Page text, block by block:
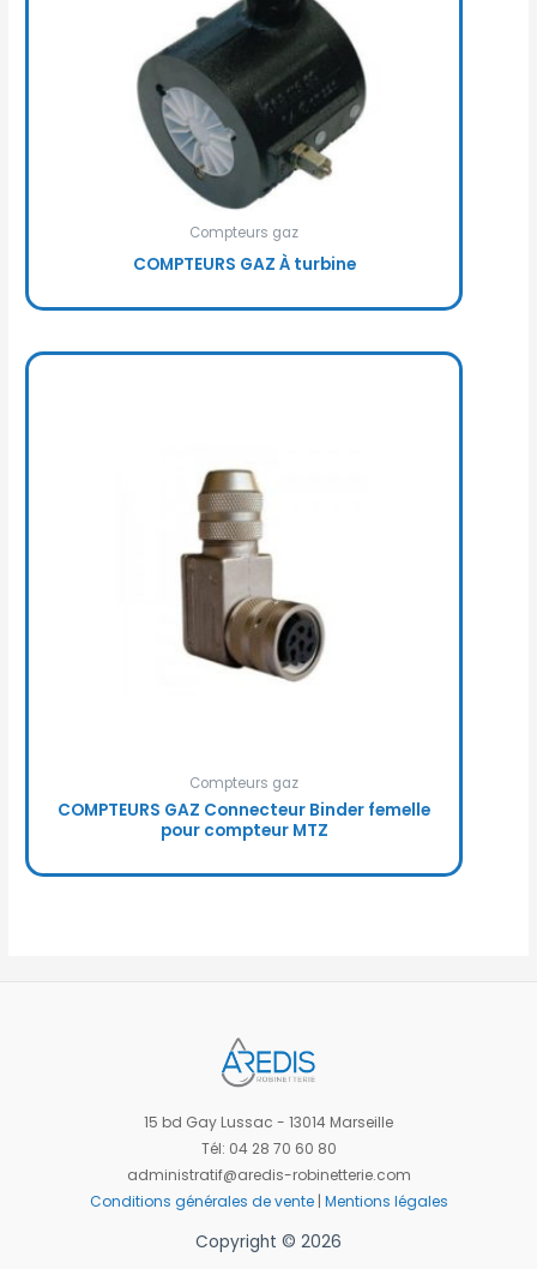
Compteurs gaz
COMPTEURS GAZ À turbine
Compteurs gaz
COMPTEURS GAZ Connecteur Binder femelle
pour compteur MTZ
15 bd Gay Lussac - 13014 Marseille
Tél: 04 28 70 60 80
administratif@aredis-robinetterie.com
Conditions générales de vente| Mentions légales
Copyright © 2026